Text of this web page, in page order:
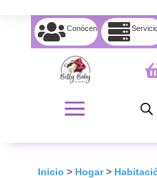
Conócenos 
Inicio > Hogar>